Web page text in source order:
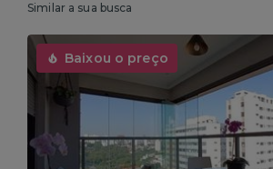
Similar a sua busca
Baixou o preço